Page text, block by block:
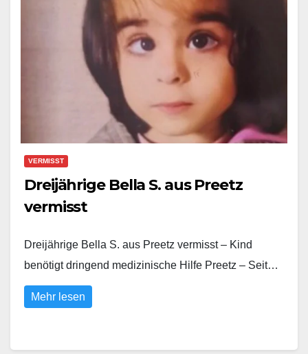
VERMISST
Dreijährige Bella S. aus Preetz
vermisst
Dreijährige Bella S. aus Preetz vermisst – Kind
benötigt dringend medizinische Hilfe Preetz – Seit…
Mehr lesen